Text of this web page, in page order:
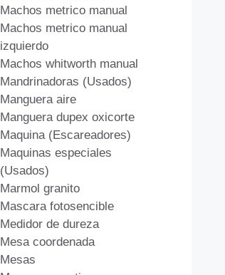
Machos metrico manual
Machos metrico manual
izquierdo
Machos whitworth manual
Mandrinadoras (Usados)
Manguera aire
Manguera dupex oxicorte
Maquina (Escareadores)
Maquinas especiales
(Usados)
Marmol granito
Mascara fotosencible
Medidor de dureza
Mesa coordenada
Mesas